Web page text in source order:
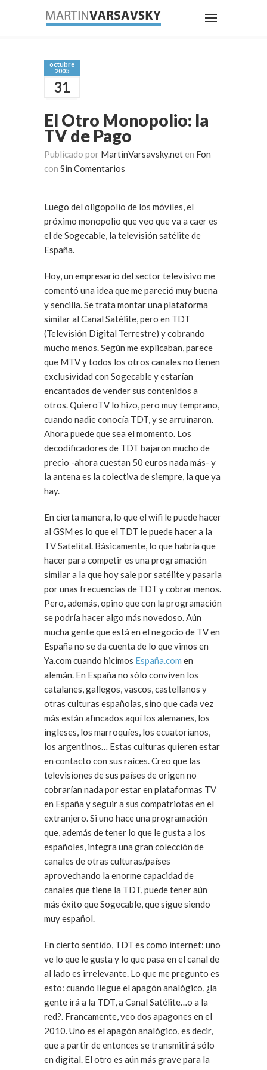
octubre
2005
31
El Otro Monopolio: la
TV de Pago
Publicado por MartinVarsavsky.net en Fon
con Sin Comentarios
Luego del oligopolio de los móviles, el
próximo monopolio que veo que va a caer es
el de Sogecable, la televisión satélite de
España.
Hoy, un empresario del sector televisivo me
comentó una idea que me pareció muy buena
y sencilla. Se trata montar una plataforma
similar al Canal Satélite, pero en TDT
(Televisión Digital Terrestre) y cobrando
mucho menos. Según me explicaban, parece
que MTV y todos los otros canales no tienen
exclusividad con Sogecable y estarían
encantados de vender sus contenidos a
otros. QuieroTV lo hizo, pero muy temprano,
cuando nadie conocía TDT, y se arruinaron.
Ahora puede que sea el momento. Los
decodificadores de TDT bajaron mucho de
precio -ahora cuestan 50 euros nada más- y
la antena es la colectiva de siempre, la que ya
hay.
En cierta manera, lo que el wifi le puede hacer
al GSM es lo que el TDT le puede hacer a la
TV Satelital. Básicamente, lo que habría que
hacer para competir es una programación
similar a la que hoy sale por satélite y pasarla
por unas frecuencias de TDT y cobrar menos.
Pero, además, opino que con la programación
se podría hacer algo más novedoso. Aún
mucha gente que está en el negocio de TV en
España no se da cuenta de lo que vimos en
Ya.com cuando hicimos España.com en
alemán. En España no sólo conviven los
catalanes, gallegos, vascos, castellanos y
otras culturas españolas, sino que cada vez
más están afincados aquí los alemanes, los
ingleses, los marroquíes, los ecuatorianos,
los argentinos… Estas culturas quieren estar
en contacto con sus raíces. Creo que las
televisiones de sus países de origen no
cobrarían nada por estar en plataformas TV
en España y seguir a sus compatriotas en el
extranjero. Si uno hace una programación
que, además de tener lo que le gusta a los
españoles, integra una gran colección de
canales de otras culturas/países
aprovechando la enorme capacidad de
canales que tiene la TDT, puede tener aún
más éxito que Sogecable, que sigue siendo
muy español.
En cierto sentido, TDT es como internet: uno
ve lo que le gusta y lo que pasa en el canal de
al lado es irrelevante. Lo que me pregunto es
esto: cuando llegue el apagón analógico, ¿la
gente irá a la TDT, a Canal Satélite…o a la
red?. Francamente, veo dos apagones en el
2010. Uno es el apagón analógico, es decir,
que a partir de entonces se transmitirá sólo
en digital. El otro es aún más grave para la